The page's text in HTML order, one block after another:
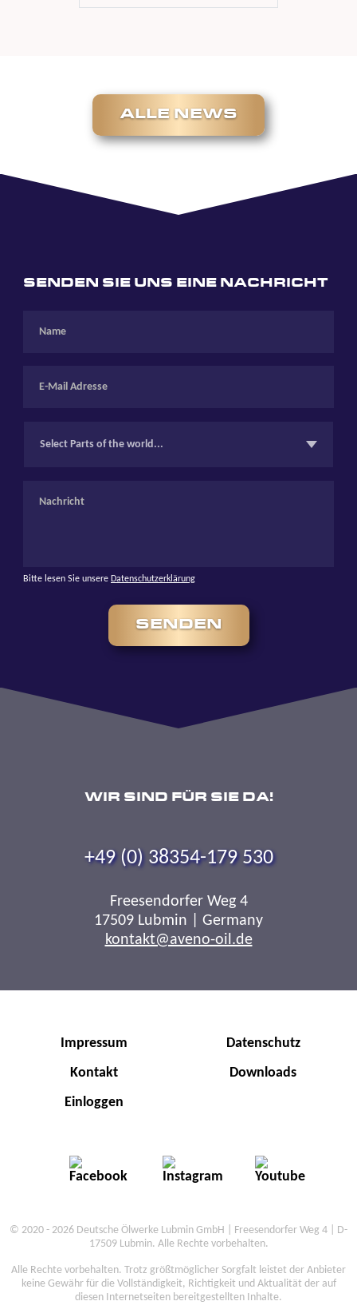
ALLE NEWS
SENDEN SIE UNS EINE NACHRICHT
Select Parts of the world...
Bitte lesen Sie unsere Datenschutzerklärung
SENDEN
WIR SIND FÜR SIE DA!
+49 (0) 38354-179 530
Freesendorfer Weg 4
17509 Lubmin | Germany
kontakt@aveno-oil.de
Impressum
Datenschutz
Kontakt
Downloads
Einloggen
© 2020 - 2026 Deutsche Ölwerke Lubmin GmbH | Freesendorfer Weg 4 | D-
17509 Lubmin. Alle Rechte vorbehalten.
Alle Rechte vorbehalten. Trotz größtmöglicher Sorgfalt leistet der Anbieter
keine Gewähr für die Vollständigkeit, Richtigkeit und Aktualität der auf
diesen Internetseiten bereitgestellten Inhalte.